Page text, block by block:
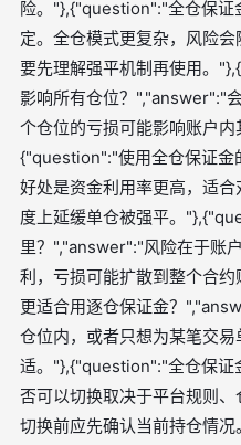
险。"},{"question":"全仓保证
定。全仓模式更复杂，风险
要先理解强平机制再使用。
影响所有仓位？","answer":"
个仓位的亏损可能影响账户
{"question":"使用全仓保证金
好处是资金利用率更高，适
度上延缓单仓被强平。
里？","answer":"风险在于账
利，亏损可能扩散到整个合
更适合用逐仓保证金？
仓位内，或者只想为某笔交
适。"},{"question":"全仓保证
否可以切换取决于平台规则、
切换前应先确认当前持仓情况